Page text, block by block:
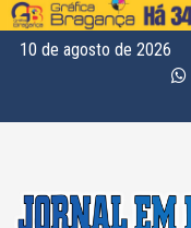
10 de agosto de 2026